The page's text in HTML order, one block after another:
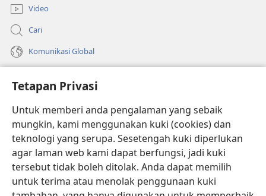
Tetapan Privasi
Untuk memberi anda pengalaman yang sebaik
mungkin, kami menggunakan kuki (cookies) dan
teknologi yang serupa. Sesetengah kuki diperlukan
agar laman web kami dapat berfungsi, jadi kuki
tersebut tidak boleh ditolak. Anda dapat memilih
untuk terima atau menolak penggunaan kuki
Video
Cari
Komunikasi Global
(membuka
tetingkap
baharu)PERPUSTAKAAN DALAM TALIAN Watchtower
(membuka
tetingkap
baharu)JW Hub ®
(membuka
tetingkap
baharu)
®